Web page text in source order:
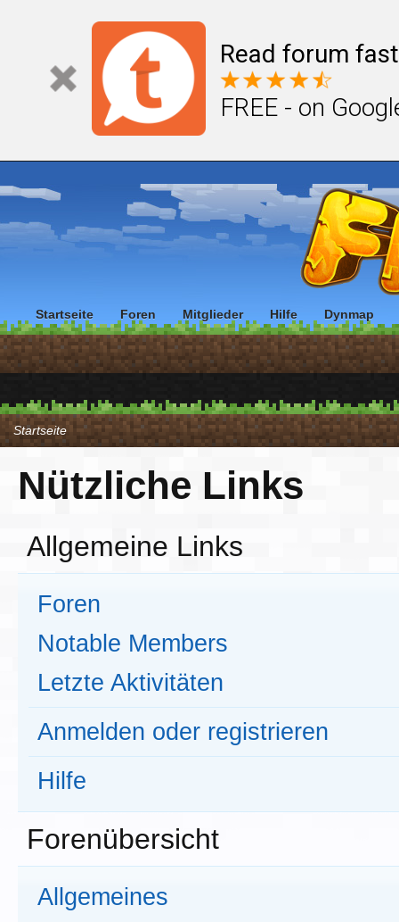
Read forum
FREE - on
Startseite
Nützliche Links
Allgemeine Links
Foren
Notable Members
Letzte Aktivitäten
Anmelden oder registrieren
Hilfe
Forenübersicht
Allgemeines
Startseite Foren Mitglieder Hilfe Dynmap